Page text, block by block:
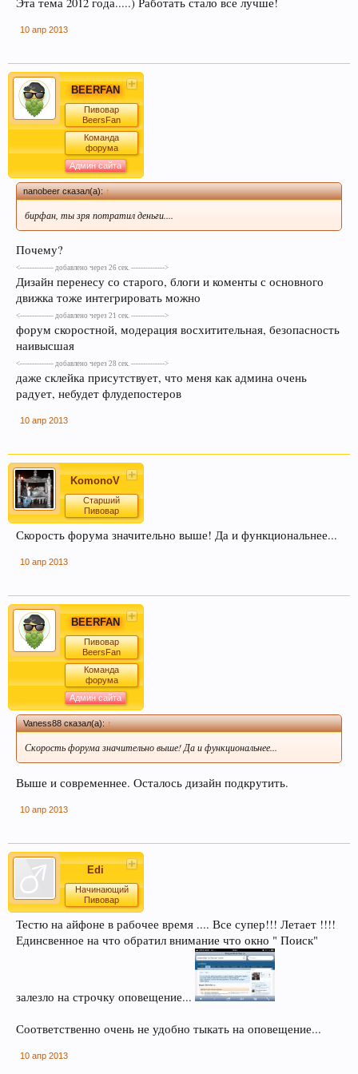
Пиво богато антиоксидантами, которые
приходят из хмеля и солода, из которых оно
Пиво содержит витамин В, который помогает
нам поддерживать здоровую кожу, нужный
мышечный тонус, борется с заболеваниями
сердечно-сосудистой и иммунной системы.
Кофе оказывает воздействие на
способствует развитию онкозаболеваний. Пиво
же наоборот защищает ДНК.
Пиво может оказать положительное действие
при сердечно-сосудистых заболеваниях и
служить средством их профилактики
В случае, если Вы не знаете в какую тему
форума обратится с конкретным вопросом -
просьба уточнить в чате этот момент, Вам
будут предложены подходящие разделы, в
которых Вы сможете задать свой вопрос, либо
найти ответ на него, если такой вопрос уже
поднимался на обсуждение.
Уважаемые пивовары, при прочтении
10 апр 2013
BEERFAN
Пивовар
BeersFan
Команда
форума
Админ сайта
nanobeer сказал(а):↑
бирфан, ты зря потратил деньги....
Почему?
<-------------- добавлено через 26 сек. -------------->
Дизайн перенесу со старого, блоги и коменты с основного
движка тоже интегрировать можно
<-------------- добавлено через 21 сек. -------------->
форум скоростной, модерация восхитительная, безопасность
наивысшая
<-------------- добавлено через 28 сек. -------------->
даже склейка присутствует, что меня как админа очень
радует, небудет флудепостеров
10 апр 2013
KomonoV
Старший
Пивовар
Скорость форума значительно выше! Да и функциональнее...
10 апр 2013
BEERFAN
Пивовар
BeersFan
Команда
форума
Админ сайта
Vaness88 сказал(а):↑
Скорость форума значительно выше! Да и функциональнее...
Выше и современнее. Осталось дизайн подкрутить.
10 апр 2013
Edi
Начинающий
Пивовар
Тестю на айфоне в рабочее время .... Все супер!!! Летает !!!!
Единсвенное на что обратил внимание что окно " Поиск"
залезло на строчку оповещение...
Соответственно очень не удобно тыкать на оповещение...
10 апр 2013